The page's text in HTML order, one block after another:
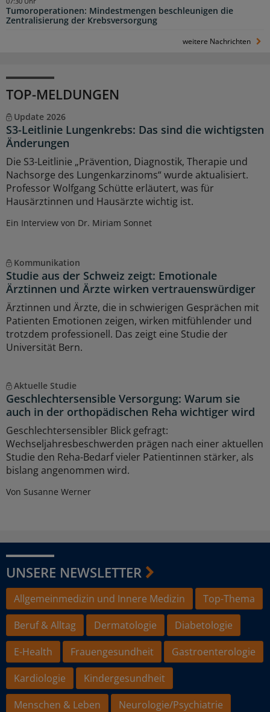
Tumoroperationen: Mindestmengen beschleunigen die
Zentralisierung der Krebsversorgung
weitere Nachrichten
TOP-MELDUNGEN
Update 2026
S3-Leitlinie Lungenkrebs: Das sind die wichtigsten
Änderungen
Die S3-Leitlinie „Prävention, Diagnostik, Therapie und
Nachsorge des Lungenkarzinoms“ wurde aktualisiert.
Professor Wolfgang Schütte erläutert, was für
Hausärztinnen und Hausärzte wichtig ist.
Ein Interview von Dr. Miriam Sonnet
Kommunikation
Studie aus der Schweiz zeigt: Emotionale
Ärztinnen und Ärzte wirken vertrauenswürdiger
Ärztinnen und Ärzte, die in schwierigen Gesprächen mit
Patienten Emotionen zeigen, wirken mitfühlender und
trotzdem professionell. Das zeigt eine Studie der
Universität Bern.
Aktuelle Studie
Geschlechtersensible Versorgung: Warum sie
auch in der orthopädischen Reha wichtiger wird
Geschlechtersensibler Blick gefragt:
Wechseljahresbeschwerden prägen nach einer aktuellen
Studie den Reha-Bedarf vieler Patientinnen stärker, als
bislang angenommen wird.
Von Susanne Werner
UNSERE NEWSLETTER
Allgemeinmedizin und Innere Medizin
Top-Thema
Beruf & Alltag
Dermatologie
Diabetologie
E-Health
Frauengesundheit
Gastroenterologie
Kardiologie
Kindergesundheit
Menschen & Leben
Neurologie/Psychiatrie